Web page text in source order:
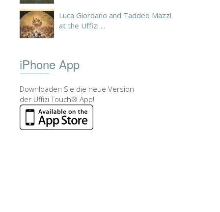
Luca Giordano and Taddeo Mazzi
at the Uffizi ...
iPhone App
Downloaden Sie die neue Version
der Uffizi Touch® App!